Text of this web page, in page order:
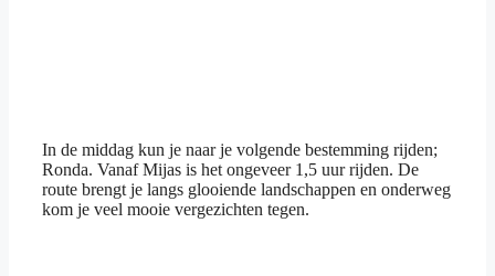
In de middag kun je naar je volgende bestemming rijden;
Ronda. Vanaf Mijas is het ongeveer 1,5 uur rijden. De
route brengt je langs glooiende landschappen en onderweg
kom je veel mooie vergezichten tegen.